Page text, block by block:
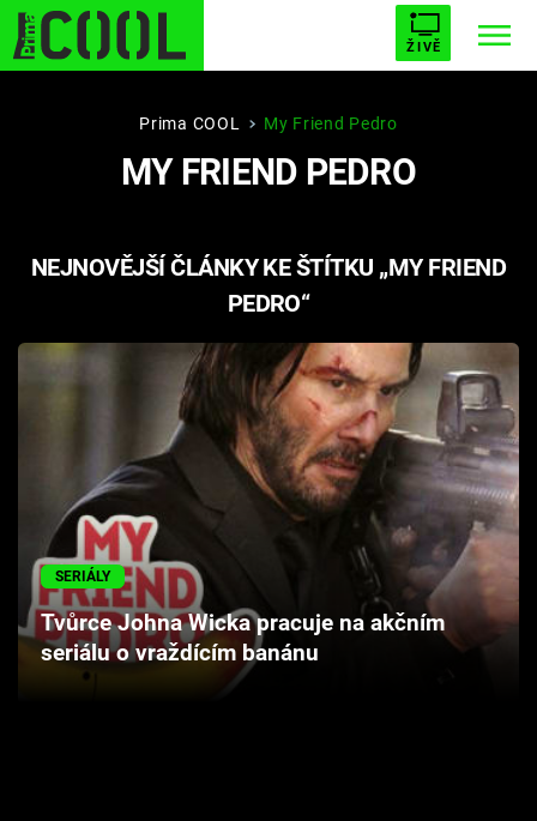
ŽIVĚ
STARHOUSE BUFFY, PŘEMOŽITELKA UPÍRŮ
PLNEJ KOTEL AVENGERS 5
Filmy
Hry
Cool Esport
Pořady
TV Program
Prima COOL My Friend Pedro
MY FRIEND PEDRO
NEJNOVĚJŠÍ ČLÁNKY KE ŠTÍTKU „MY FRIEND
PEDRO“
SERIÁLY
Tvůrce Johna Wicka pracuje na akčním
seriálu o vraždícím banánu